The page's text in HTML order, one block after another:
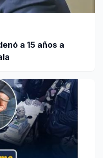
a 15 años a